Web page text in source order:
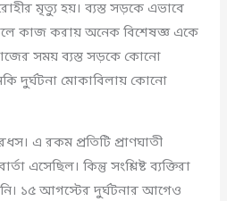
মৃত্যু হয়। ব্যস্ত সড়কে এভাবে
কাজ করায় অনেক বিশেষজ্ঞ একে
সময় ব্যস্ত সড়কে কোনো
দুর্ঘটনা মোকাবিলায় কোনো
এ রকম প্রতিটি প্রাণঘাতী
এসেছিল। কিন্তু সংশ্লিষ্ট ব্যক্তিরা
১৫ আগস্টের দুর্ঘটনার আগেও